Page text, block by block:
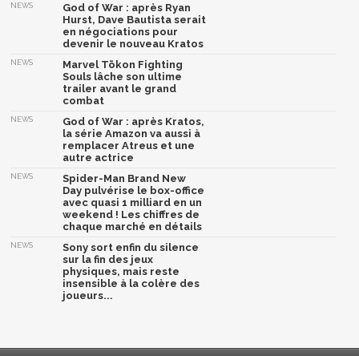
NEWS
God of War : après Ryan
Hurst, Dave Bautista serait
en négociations pour
devenir le nouveau Kratos
NEWS
Marvel Tōkon Fighting
Souls lâche son ultime
trailer avant le grand
combat
NEWS
God of War : après Kratos,
la série Amazon va aussi à
remplacer Atreus et une
autre actrice
NEWS
Spider-Man Brand New
Day pulvérise le box-office
avec quasi 1 milliard en un
weekend ! Les chiffres de
chaque marché en détails
NEWS
Sony sort enfin du silence
sur la fin des jeux
physiques, mais reste
insensible à la colère des
joueurs...